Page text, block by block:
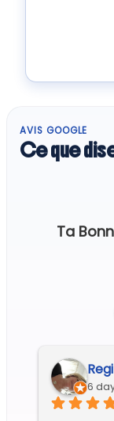
AVIS GOOGLE
Ce que
Ta
6